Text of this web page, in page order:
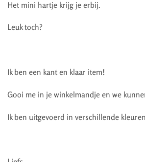
Het mini hartje krijg je erbij.
Leuk toch?
Ik ben een kant en klaar item!
Gooi me in je winkelmandje en we
Ik ben uitgevoerd in verschillende